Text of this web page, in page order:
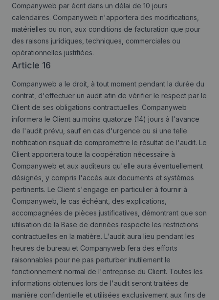
Companyweb par écrit dans un délai de 10 jours
calendaires. Companyweb n'apportera des modifications,
matérielles ou non, aux conditions de facturation que pour
des raisons juridiques, techniques, commerciales ou
opérationnelles justifiées.
Article 16
Companyweb a le droit, à tout moment pendant la durée du
contrat, d'effectuer un audit afin de vérifier le respect par le
Client de ses obligations contractuelles. Companyweb
informera le Client au moins quatorze (14) jours à l'avance
de l'audit prévu, sauf en cas d'urgence ou si une telle
notification risquait de compromettre le résultat de l'audit. Le
Client apportera toute la coopération nécessaire à
Companyweb et aux auditeurs qu'elle aura éventuellement
désignés, y compris l'accès aux documents et systèmes
pertinents. Le Client s'engage en particulier à fournir à
Companyweb, le cas échéant, des explications,
accompagnées de pièces justificatives, démontrant que son
utilisation de la Base de données respecte les restrictions
contractuelles en la matière. L'audit aura lieu pendant les
heures de bureau et Companyweb fera des efforts
raisonnables pour ne pas perturber inutilement le
fonctionnement normal de l'entreprise du Client. Toutes les
informations obtenues lors de l'audit seront traitées de
manière confidentielle et utilisées exclusivement aux fins de